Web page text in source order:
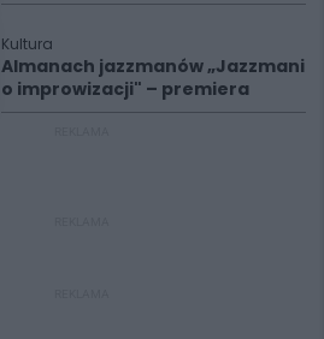
Kultura
Almanach jazzmanów „Jazzmani
o improwizacji" – premiera